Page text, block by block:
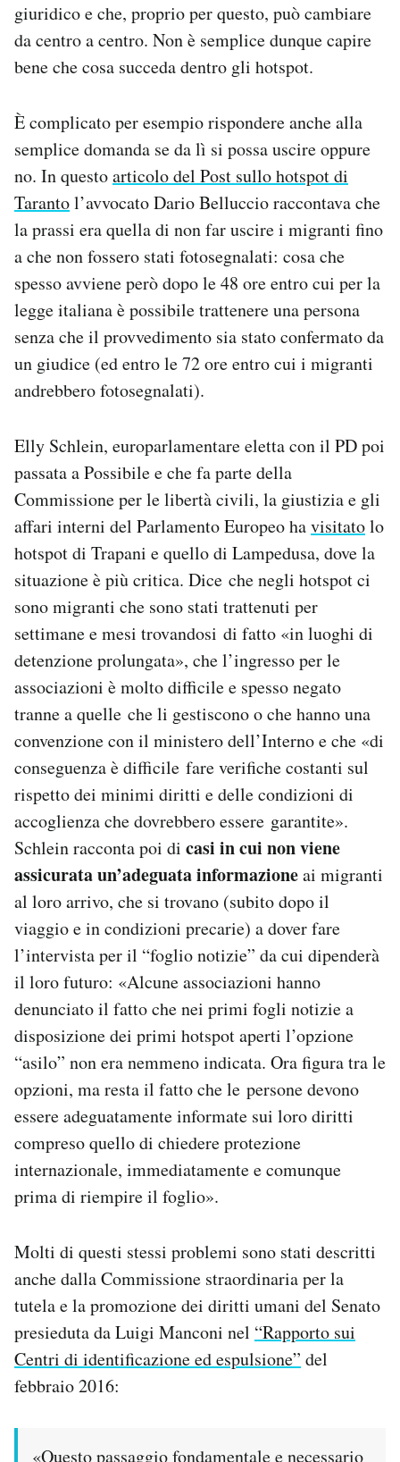
giuridico e che, proprio per questo, può cambiare
da centro a centro. Non è semplice dunque capire
bene che cosa succeda dentro gli hotspot.
È complicato per esempio rispondere anche alla
semplice domanda se da lì si possa uscire oppure
no. In questoarticolo del Post sullo hotspot di
Tarantol’avvocato Dario Belluccio raccontava che
la prassi era quella di non far uscire i migranti fino
a che non fossero stati fotosegnalati: cosa che
spesso avviene però dopo le 48 ore entro cui per la
legge italiana è possibile trattenere una persona
senza che il provvedimento sia stato confermato da
un giudice (ed entro le 72 ore entro cui i migranti
andrebbero fotosegnalati).
Elly Schlein, europarlamentare eletta con il PD poi
passata a Possibile e che fa parte della
Commissione per le libertà civili, la giustizia e gli
affari interni del Parlamento Europeo havisitatolo
hotspot di Trapani e quello di Lampedusa, dove la
situazione è più critica. Dice che negli hotspot ci
sono migranti che sono stati trattenuti per
settimane e mesi trovandosi di fatto «in luoghi di
detenzione prolungata», che l’ingresso per le
associazioni è molto difficile e spesso negato
tranne a quelle che li gestiscono o che hanno una
convenzione con il ministero dell’Interno e che «di
conseguenza è difficile fare verifiche costanti sul
rispetto dei minimi diritti e delle condizioni di
accoglienza che dovrebbero essere garantite».
Schlein racconta poi di casi in cui non viene
assicurata un’adeguata informazioneai migranti
al loro arrivo, che si trovano (subito dopo il
viaggio e in condizioni precarie) a dover fare
l’intervista per il “foglio notizie” da cui dipenderà
il loro futuro: «Alcune associazioni hanno
denunciato il fatto che nei primi fogli notizie a
disposizione dei primi hotspot aperti l’opzione
“asilo” non era nemmeno indicata. Ora figura tra le
opzioni, ma resta il fatto che le persone devono
essere adeguatamente informate sui loro diritti
compreso quello di chiedere protezione
internazionale, immediatamente e comunque
prima di riempire il foglio».
Molti di questi stessi problemi sono stati descritti
anche dalla Commissione straordinaria per la
tutela e la promozione dei diritti umani del Senato
presieduta da Luigi Manconi nel “Rapporto sui
Centri di identificazione ed espulsione” del
febbraio 2016:
«Questo passaggio fondamentale e necessario